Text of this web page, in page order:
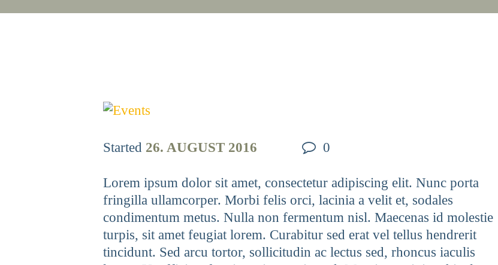
Started 26. AUGUST 2016 0
Lorem ipsum dolor sit amet, consectetur adipiscing elit. Nunc porta
fringilla ullamcorper. Morbi felis orci, lacinia a velit et, sodales
condimentum metus. Nulla non fermentum nisl. Maecenas id molestie
turpis, sit amet feugiat lorem. Curabitur sed erat vel tellus hendrerit
tincidunt. Sed arcu tortor, sollicitudin ac lectus sed, rhoncus iaculis